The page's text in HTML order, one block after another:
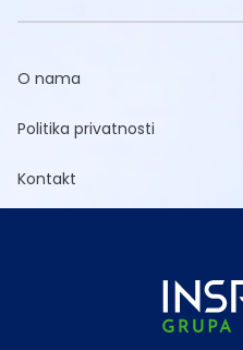
O nama
Politika privatnosti
Kontakt